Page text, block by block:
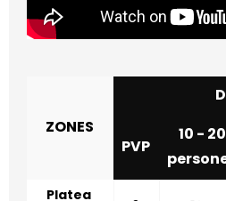
ZONES
PVP
10 - 20
Platea